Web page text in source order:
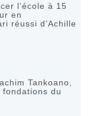
l’école à 15
en
réussi d’Achille
Tankoano,
fondations du